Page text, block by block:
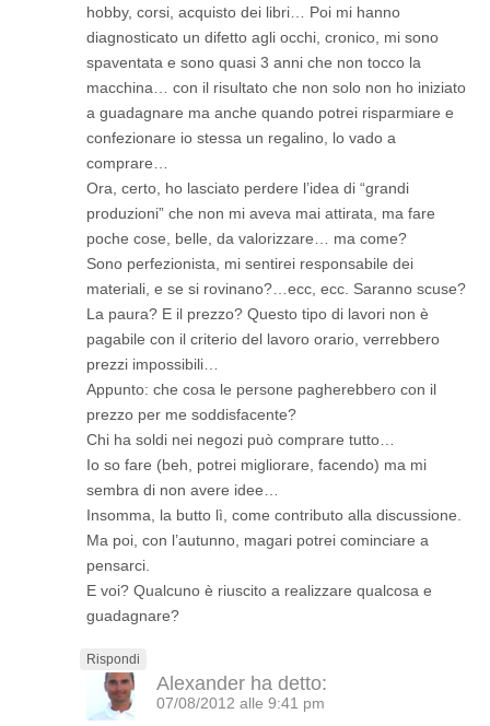
hobby, corsi, acquisto dei libri… Poi mi hanno
diagnosticato un difetto agli occhi, cronico, mi sono
spaventata e sono quasi 3 anni che non tocco la
macchina… con il risultato che non solo non ho iniziato
a guadagnare ma anche quando potrei risparmiare e
confezionare io stessa un regalino, lo vado a
comprare…
Ora, certo, ho lasciato perdere l’idea di “grandi
produzioni” che non mi aveva mai attirata, ma fare
poche cose, belle, da valorizzare… ma come?
Sono perfezionista, mi sentirei responsabile dei
materiali, e se si rovinano?…ecc, ecc. Saranno scuse?
La paura? E il prezzo? Questo tipo di lavori non è
pagabile con il criterio del lavoro orario, verrebbero
prezzi impossibili…
Appunto: che cosa le persone pagherebbero con il
prezzo per me soddisfacente?
Chi ha soldi nei negozi può comprare tutto…
Io so fare (beh, potrei migliorare, facendo) ma mi
sembra di non avere idee…
Insomma, la butto lì, come contributo alla discussione.
Ma poi, con l’autunno, magari potrei cominciare a
pensarci.
E voi? Qualcuno è riuscito a realizzare qualcosa e
guadagnare?
Rispondi
Alexander ha detto:
07/08/2012 alle 9:41 pm